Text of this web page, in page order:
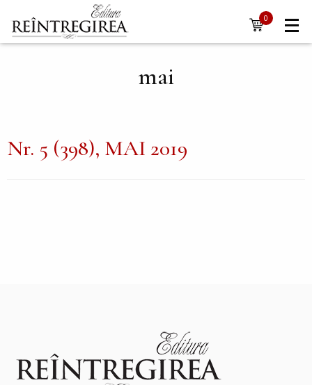
Mergi la conţinutul principal
Navigare
principală
0
items
mai
Nr. 5 (398), MAI 2019